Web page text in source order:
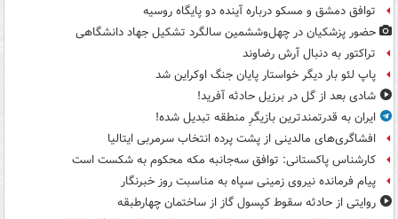
توافق دمشق و مسکو درباره آینده دو پایگاه روسیه
حضور پزشکیان در چهل‌وششمین سالگرد تشکیل جهاد دانشگاهی
تراکتور به دنبال آرش رضاوند
پاپ لئو بار دیگر خواستار پایان جنگ اوکراین شد
شادی بعد از گل در برزیل حادثه آفرید!
ایران به قدرتمندترین بازیگرِ منطقه تبدیل شده!
افشاگری‌های مالدینی از پشت پرده انتخاب سرمربی ایتالیا
کارشناس پاکستانی: توافق سه‌جانبه مکه محکوم به شکست است
پیام فرمانده نیروی زمینی سپاه به مناسبت روز خبرنگار
روایتی از حادثه سقوط کپسول گاز از ساختمان چهارطبقه